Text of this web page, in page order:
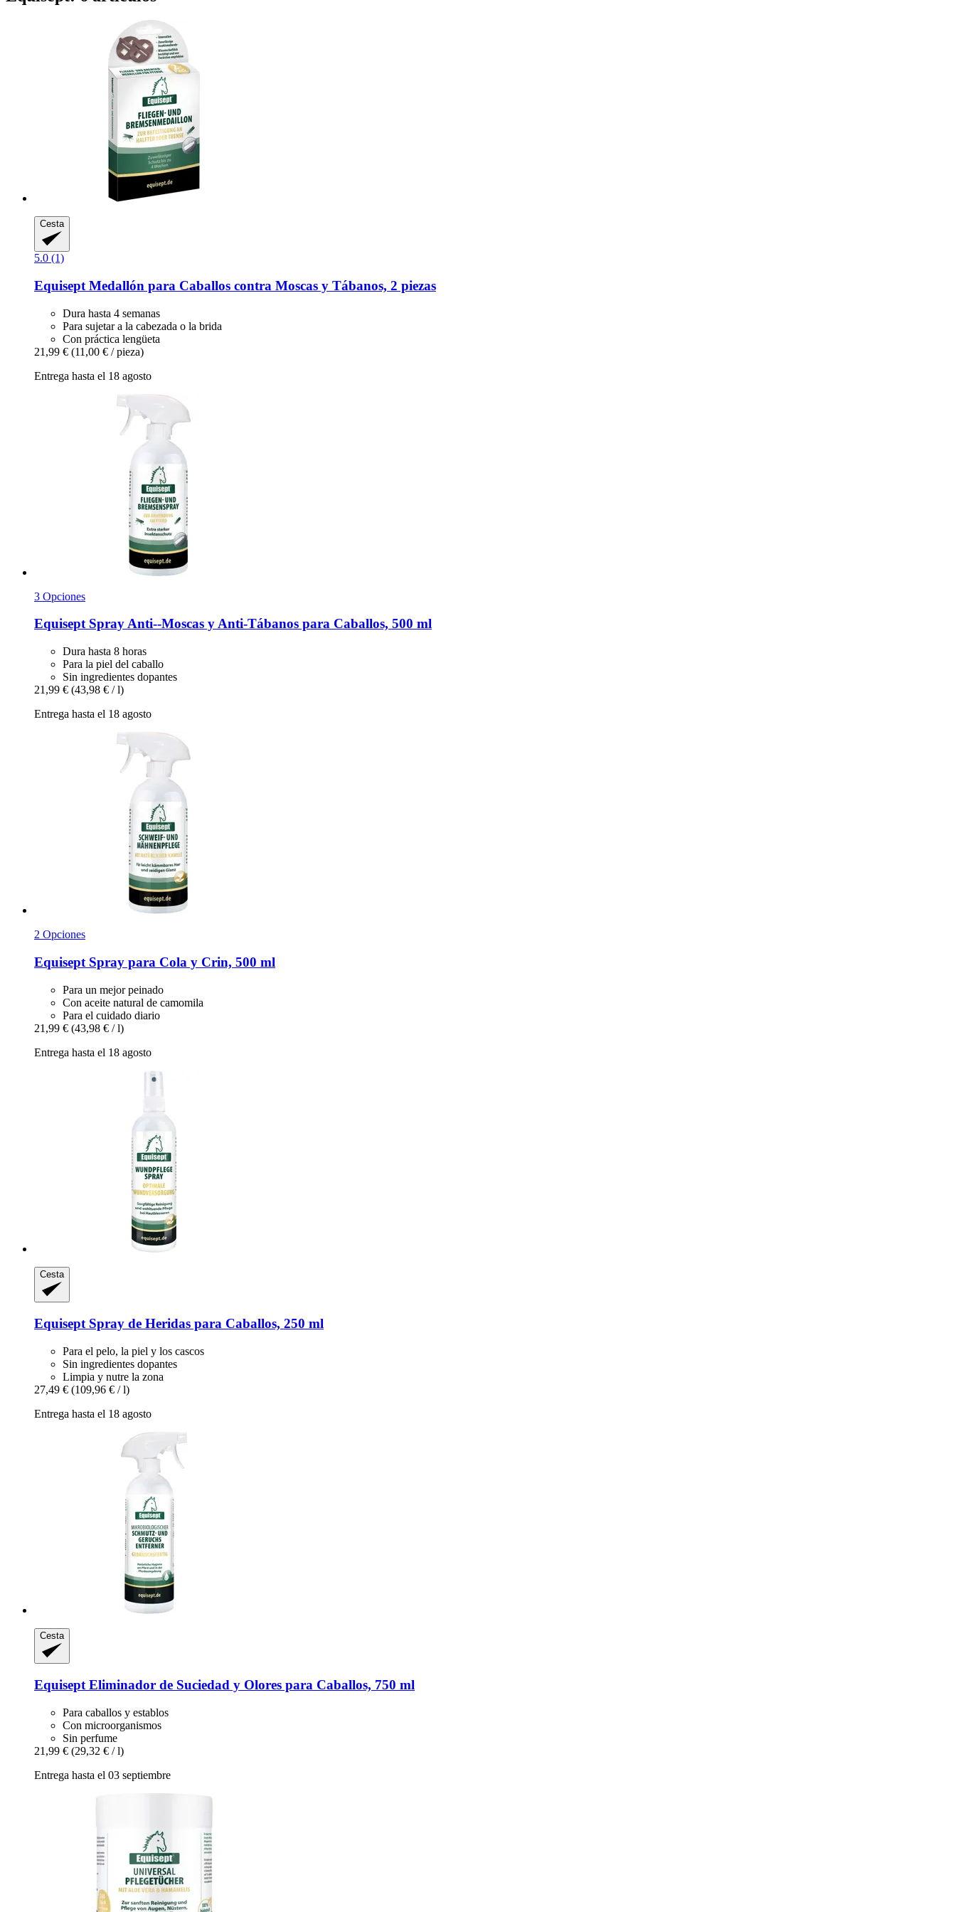
Cesta
5.0 (1)
Equisept Medallón para Caballos contra Moscas y Tábanos, 2 piezas
Dura hasta 4 semanas
Para sujetar a la cabezada o la brida
Con práctica lengüeta
21,99 € (11,00 € / pieza)
Entrega hasta el 18 agosto
3 Opciones
EquiseptSpray Anti-​-​Moscas y Anti-​Tábanos para Caballos, 500 ml
Dura hasta 8 horas
Para la piel del caballo
Sin ingredientes dopantes
21,99 € (43,98 € / l)
Entrega hasta el 18 agosto
2 Opciones
Equisept Spray para Cola y Crin, 500 ml
Para un mejor peinado
Con aceite natural de camomila
Para el cuidado diario
21,99 € (43,98 € / l)
Entrega hasta el 18 agosto
Cesta
Equisept Spray de Heridas para Caballos, 250 ml
Para el pelo, la piel y los cascos
Sin ingredientes dopantes
Limpia y nutre la zona
27,49 € (109,96 € / l)
Entrega hasta el 18 agosto
Cesta
Equisept Eliminador de Suciedad y Olores para Caballos, 750 ml
Para caballos y establos
Con microorganismos
Sin perfume
21,99 € (29,32 € / l)
Entrega hasta el 03 septiembre